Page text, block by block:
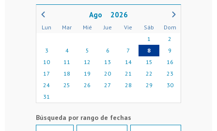
2026
Lun Mar Mié Jue Vie Sáb
Dom
1
2
3
4 5 6 7 8
9
10
11 12 13 14 15
16
17
18 19 20 21 22
23
24
25 26 27 28 29
30
31